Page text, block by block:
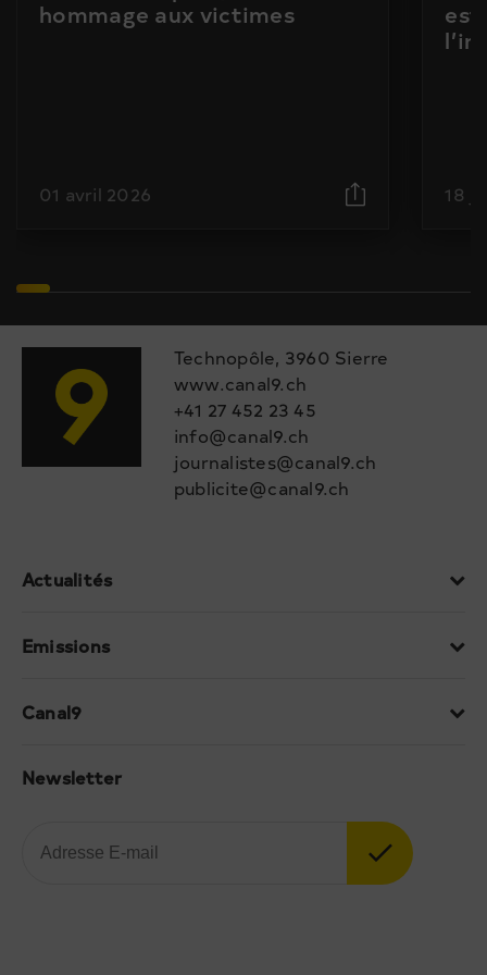
hommage aux victimes
01 avril 2026
est
18
Technopôle, 3960 Sierre
www.canal9.ch
+41 27 452 23 45
info@canal9.ch
journalistes@canal9.ch
publicite@canal9.ch
Actualités
Emissions
Canal9
Newsletter